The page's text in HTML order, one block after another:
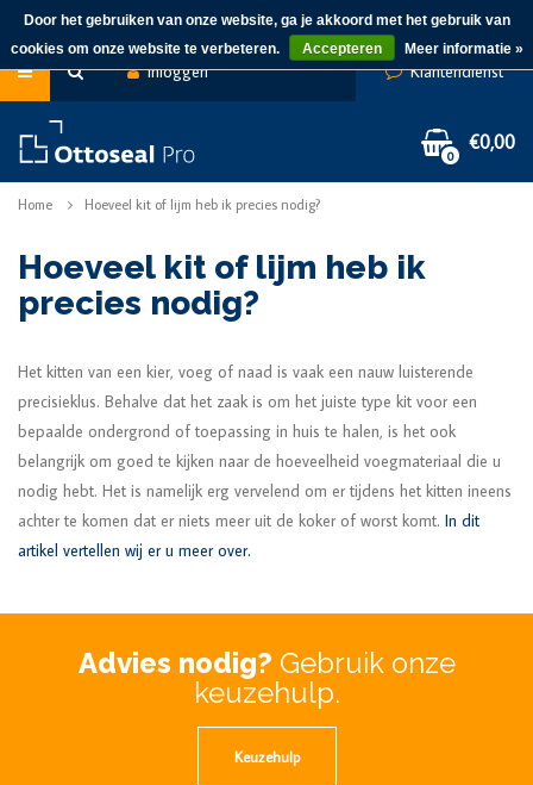
Inloggen Klantendienst
0
€0,00
Home Hoeveel kit of lijm heb ik precies nodig?
Hoeveel kit of lijm heb ik
precies nodig?
Het kitten van een kier, voeg of naad is vaak een nauw luisterende
precisieklus. Behalve dat het zaak is om het juiste type kit voor een
bepaalde ondergrond of toepassing in huis te halen, is het ook
belangrijk om goed te kijken naar de hoeveelheid voegmateriaal die u
nodig hebt. Het is namelijk erg vervelend om er tijdens het kitten ineens
achter te komen dat er niets meer uit de koker of worst komt. In dit
artikel vertellen wij er u meer over.
Advies nodig? Gebruik onze
keuzehulp.
Keuzehulp
Door het gebruiken van onze website, ga je akkoord met het gebruik van
cookies om onze website te verbeteren.
Accepteren Meer informatie »